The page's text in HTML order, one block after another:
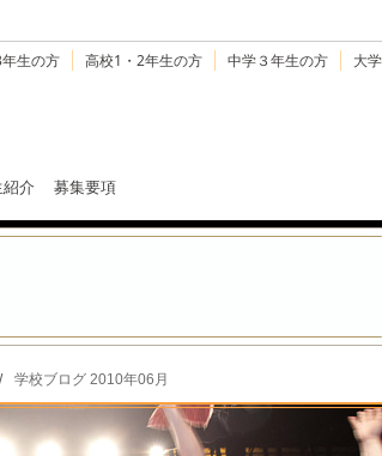
生の方 高校1・2年生の方 中学３年生の方 大
介 募集要項
/ 学校ブログ 2010年06月